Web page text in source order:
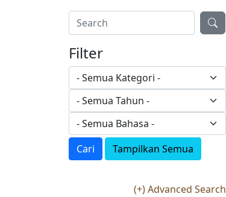
Filter
Cari Tampilkan Semua
(+) Advanced Search